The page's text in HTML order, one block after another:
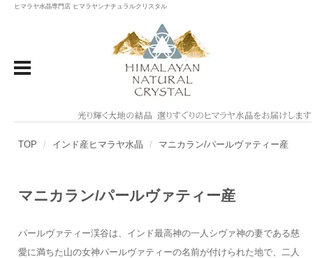
ヒマラヤ水晶専門店 ヒマラヤンナチュラルクリスタル
TOP インド産ヒマラヤ水晶 マニカラン/パールヴァティー産
マニカラン/パールヴァティー産
パールヴァティー渓谷は、インド最高神の一人シヴァ神の妻である慈
愛に満ちた山の女神パールヴァティーの名前が付けられた地で、二人